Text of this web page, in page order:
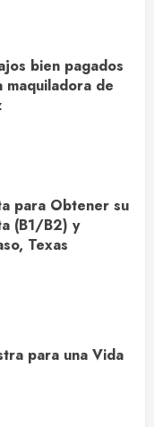
bien pagados
maquiladora de
para Obtener su
(B1/B2) y
Texas
para una Vida